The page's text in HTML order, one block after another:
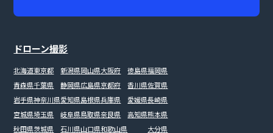
ドローン撮影
北海道
青森県
岩手県
宮城県
秋田県
東京都
千葉県
神奈川県
埼玉県
茨城県
新潟県
静岡県
愛知県
岐阜県
石川県
岡山県
広島県
島根県
鳥取県
山口県
大阪府
京都府
兵庫県
奈良県
和歌山県
徳島県
香川県
愛媛県
高知県
福岡県
佐賀県
長崎県
熊本県
大分県